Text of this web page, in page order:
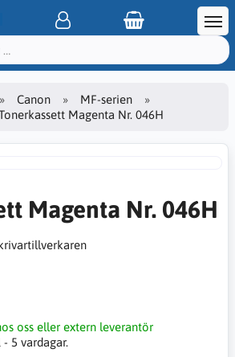
Canon
MF-serien
Magenta Nr. 046H
Magenta Nr. 046H
oss eller extern leverantör
- 5 vardagar.